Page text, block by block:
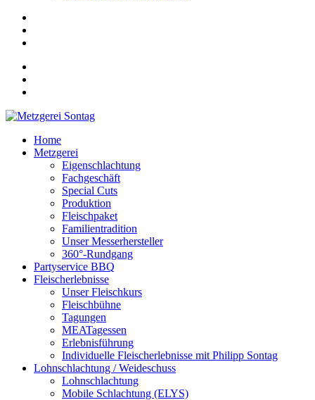
Home
Metzgerei
Eigenschlachtung
Fachgeschäft
Special Cuts
Produktion
Fleischpaket
Familientradition
Unser Messerhersteller
360°-Rundgang
Partyservice BBQ
Fleischerlebnisse
Unser Fleischkurs
Fleischbühne
Tagungen
MEATagessen
Erlebnisführung
Individuelle Fleischerlebnisse mit Philipp Sontag
Lohnschlachtung / Weideschuss
Lohnschlachtung
Mobile Schlachtung (ELYS)